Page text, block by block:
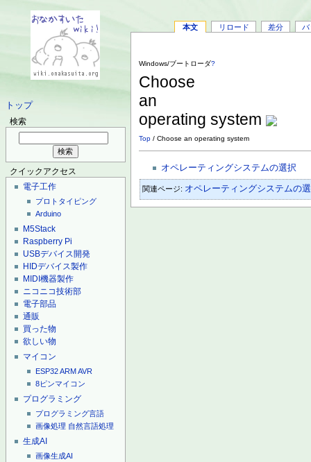
トップ
検索
クイックアクセス
電子工作
プロトタイピング
Arduino
M5Stack
Raspberry Pi
USBデバイス開発
HIDデバイス製作
MIDI機器製作
ニコニコ技術部
電子部品
通販
買った物
欲しい物
マイコン
ESP32ARMAVR
8ピンマイコン
プログラミング
プログラミング言語
画像処理 自然言語処理
生成AI
画像生成AI
本文 リロード 差分 バ
Windows/ブートローダ?
Choose
an
operating system
Top / Choose an operating system
オペレーティングシステムの選択
関連ページ: オペレーティングシステムの